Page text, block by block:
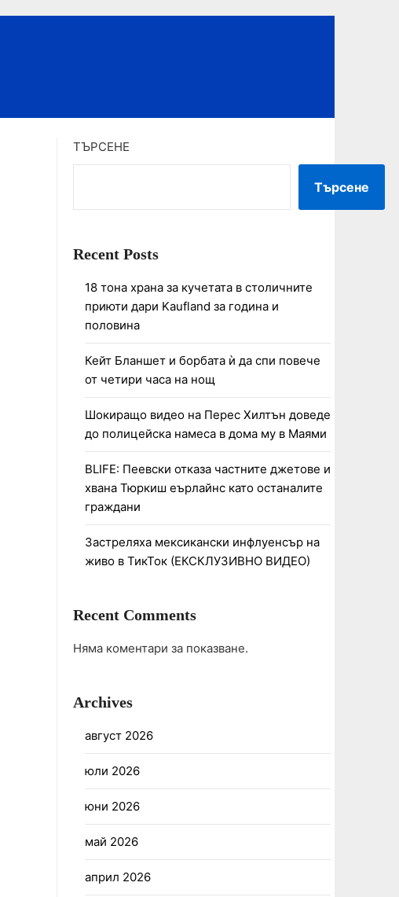
ТЪРСЕНЕ
Търсене
Recent Posts
18 тона храна за кучетата в столичните
приюти дари Kaufland за година и
половина
Кейт Бланшет и борбата ѝ да спи повече
от четири часа на нощ
Шокиращо видео на Перес Хилтън доведе
до полицейска намеса в дома му в Маями
BLIFE: Пеевски отказа частните джетове и
хвана Тюркиш еърлайнс като останалите
граждани
Застреляха мексикански инфлуенсър на
живо в ТикТок (ЕКСКЛУЗИВНО ВИДЕО)
Recent Comments
Няма коментари за показване.
Archives
август 2026
юли 2026
юни 2026
май 2026
април 2026